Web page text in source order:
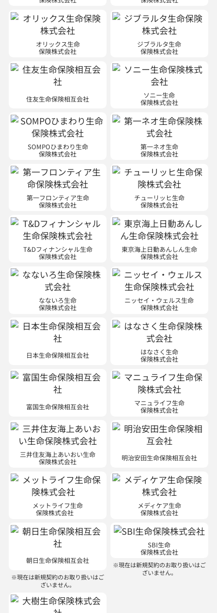
オリックス生命
保険株式会社
ジブラルタ生命
保険株式会社
住友生命保険相互会社 ソニー生命
保険株式会社
SOMPOひまわり生命
保険株式会社
第一ネオ生命
保険株式会社
第一フロンティア生命
保険株式会社
チューリッヒ生命
保険株式会社
T&Dフィナンシャル生命
保険株式会社
東京海上日動あんしん生命
保険株式会社
なないろ生命
保険株式会社
ニッセイ・ウェルス生命
保険株式会社
日本生命保険相互会社 はなさく生命
保険株式会社
富国生命保険相互会社 マニュライフ生命
保険株式会社
三井住友海上あいおい生命
保険株式会社 明治安田生命保険相互会社
メットライフ生命
保険株式会社
メディケア生命
保険株式会社
朝日生命保険相互会社
※現在は新規契約のお取り扱いはご
ざいません。
SBI生命
保険株式会社
※現在は新規契約のお取り扱いはご
ざいません。